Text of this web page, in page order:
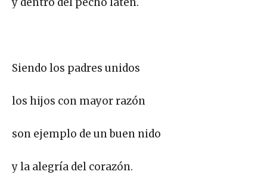
Siendo los padres unidos
los hijos con mayor razón
son ejemplo de un buen nido
y la alegría del corazón.